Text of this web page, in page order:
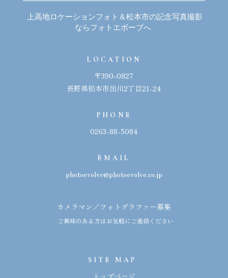
上高地ロケーションフォト＆松本市の記念写真撮影
ならフォトエボーブへ
LOCATION
〒390-0827
長野県松本市出川2丁目21-24
PHONE
0263-88-5084
EMAIL
photoevolve@photoevolve.co.jp
カメラマン／フォトグラファー募集
ご興味のある方はお気軽にご連絡ください
SITE MAP